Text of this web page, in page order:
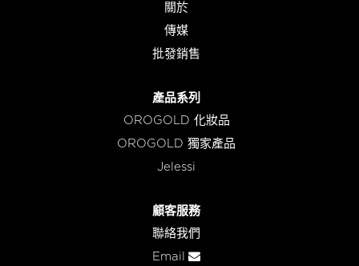
關於
傳媒
批發銷售
產品系列
OROGOLD 化妝品
OROGOLD 獨家產品
Jelessi
顧客服務
聯絡我們
Email